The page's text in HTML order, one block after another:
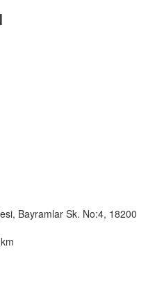
Bayramlar Sk. No:4, 18200